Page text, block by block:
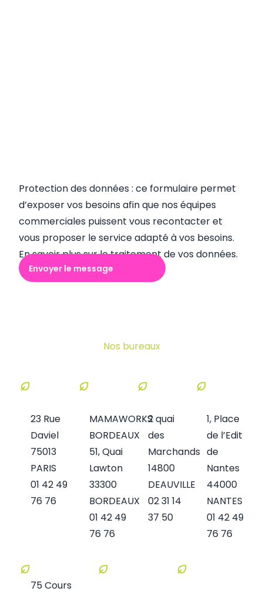
Protection des données : ce formulaire permet
d’exposer vos besoins afin que nos équipes
commerciales puissent vous recontacter et
vous proposer le service adapté à vos besoins.
En savoir plus sur le traitement de vos données.
Envoyer le message
Nos bureaux
23 Rue
Daviel
75013
PARIS
01 42 49
76 76
MAMAWORKS
BORDEAUX
51, Quai
Lawton
33300
BORDEAUX
01 42 49
76 76
2 quai
des
Marchands
14800
DEAUVILLE
02 31 14
37 50
1, Place
de l’Edit
de
Nantes
44000
NANTES
01 42 49
76 76
75 Cours